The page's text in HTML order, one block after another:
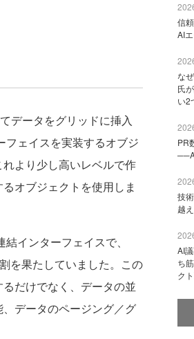
データをグリッドに挿入
フェイスを実装するオブジ
より少し高いレベルで作
オブジェクトを使用しま
インターフェイスで、
を果たしていました。この
だけでなく、データの並
データのページング／グ
信
AI
な
氏
い2
PR
技
越
AI
ち
ク